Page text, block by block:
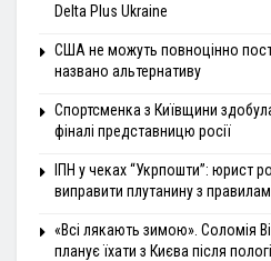
Delta Plus Ukraine
США не можуть повноцінно
названо альтернативу
Спортсменка з Київщини
фіналі представницю росії
ІПН у чеках “Укрпошти”: юрист
виправити плутанину з
«Всі лякають зимою». Соломія
планує їхати з Києва після